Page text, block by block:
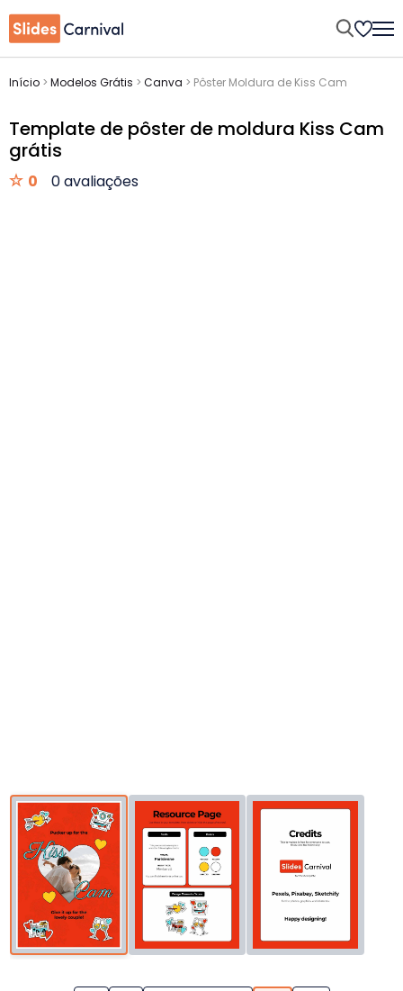
Início > Modelos Grátis > Canva > Pôster Moldura de Kiss Cam
Template de pôster de moldura Kiss Cam
grátis
0 0 avaliações